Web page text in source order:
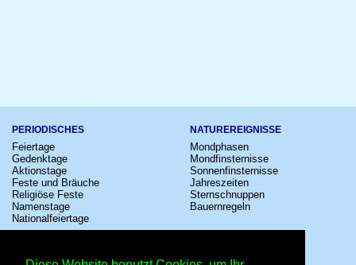
PERIODISCHES
Feiertage
Gedenktage
Aktionstage
Feste und Bräuche
Religiöse Feste
Namenstage
Nationalfeiertage
NATUREREIGNISSE
Mondphasen
Mondfinsternisse
Sonnenfinsternisse
Jahreszeiten
Sternschnuppen
Bauernregeln